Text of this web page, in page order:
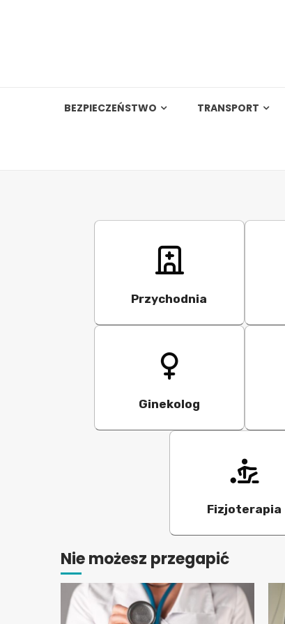
BEZPIECZEŃSTWO TRANSPORT
Przychodnia
Ginekolog
Fizjoterapia
Nie możesz przegapić